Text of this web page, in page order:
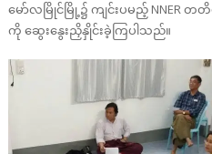
မော်လမြိုင်မြို့၌ ကျင်းပမည့် NNER
ကို ဆွေးနွေးညှိနှိုင်းခဲ့ကြပါသည်။